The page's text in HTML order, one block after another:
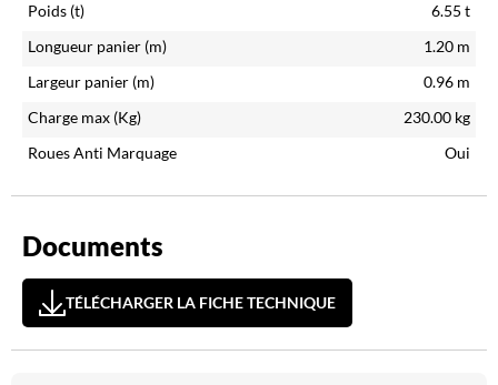
Poids (t)
6.55 t
Longueur panier (m)
1.20 m
Largeur panier (m)
0.96 m
Charge max (Kg)
230.00 kg
Roues Anti Marquage
Oui
Documents
TÉLÉCHARGER LA FICHE TECHNIQUE